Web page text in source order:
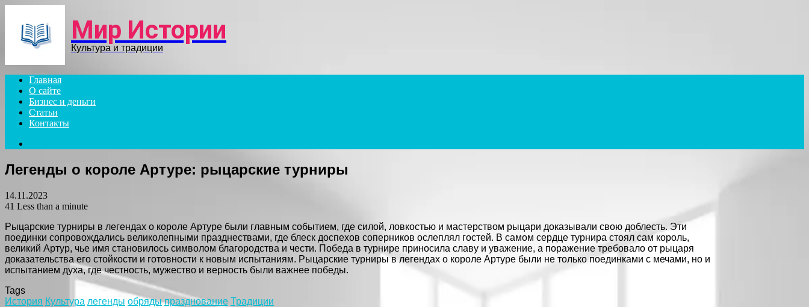
Мир Истории
Культура и традиции
Главная
О сайте
Бизнес и деньги
Статьи
Контакты
Легенды о короле Артуре: рыцарские турниры
14.11.2023
41 Less than a minute
Рыцарские турниры в легендах о короле Артуре были главным событием, где силой, ловкостью и мастерством рыцари доказывали свою доблесть. Эти
поединки сопровождались великолепными празднествами, где блеск доспехов соперников ослеплял гостей. В самом сердце турнира стоял сам король,
великий Артур, чье имя становилось символом благородства и чести. Победа в турнире приносила славу и уважение, а поражение требовало от рыцаря
доказательства его стойкости и готовности к новым испытаниям. Рыцарские турниры в легендах о короле Артуре были не только поединками с мечами, но и
испытанием духа, где честность, мужество и верность были важнее победы.
Tags
История Культура легенды обряды празднование Традиции